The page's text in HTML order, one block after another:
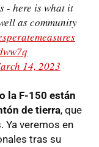
- here is what it
as community
14, 2023
la F-150 están
de tierra, que
Ya veremos en
tras su